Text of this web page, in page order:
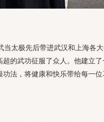
太极先后带进武汉和上海各
的武功征服了众人。他建立
法，将健康和快乐带给每一位